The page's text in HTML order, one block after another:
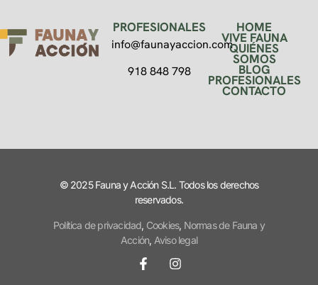
PROFESIONALES
info@faunayaccion.com
918 848 798
HOME
VIVE FAUNA
QUIÉNES
SOMOS
BLOG
PROFESIONALES
CONTACTO
© 2025 Fauna y Acción S.L. Todos los derechos
reservados.
Política de privacidad, Cookies, Normas de Fauna y
Acción, Aviso legal